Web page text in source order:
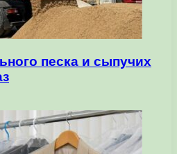
песка и сыпучих